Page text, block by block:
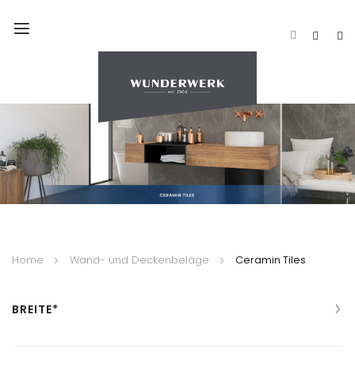
Home Wand- und Deckenbeläge Ceramin Tiles
BREITE*